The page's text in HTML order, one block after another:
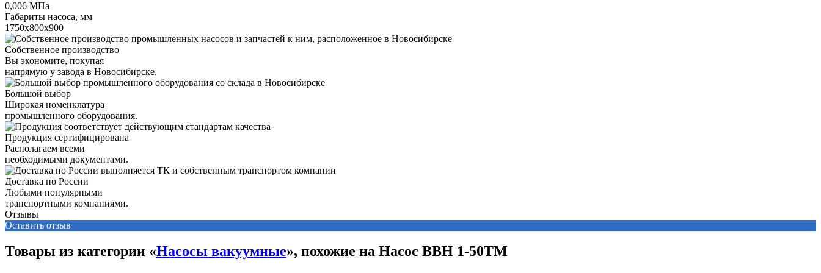
0,006 МПа
Габариты насоса, мм
1750х800х900
Собственное производство
Вы экономите, покупая
напрямую у завода в Новосибирске.
Большой выбор
Широкая номенклатура
промышленного оборудования.
Продукция сертифицирована
Располагаем всеми
необходимыми документами.
Доставка по России
Любыми популярными
транспортными компаниями.
Отзывы
Оставить отзыв
Товары из категории «Насосы вакуумные», похожие на Насос ВВН 1-50ТМ